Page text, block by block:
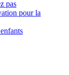
pas
pour la